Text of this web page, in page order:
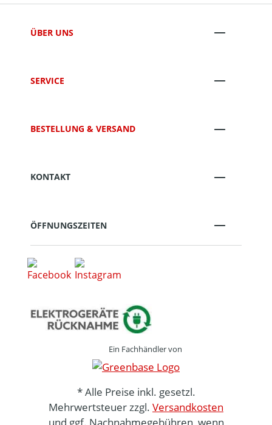
ÜBER UNS
SERVICE
BESTELLUNG & VERSAND
KONTAKT
ÖFFNUNGSZEITEN
Ein Fachhändler von
* Alle Preise inkl. gesetzl.
Mehrwertsteuer zzgl. Versandkosten